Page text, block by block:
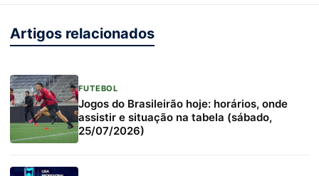
Artigos relacionados
FUTEBOL
Jogos do Brasileirão hoje: horários, onde
assistir e situação na tabela (sábado,
25/07/2026)